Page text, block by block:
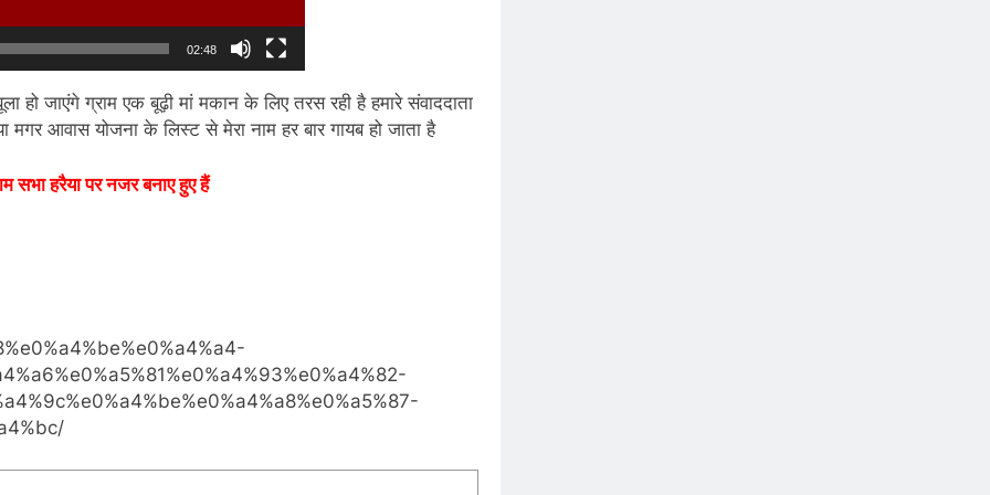
02:48
ग्राम एक बूढ़ी मां मकान के लिए तरस रही है हमारे संवाददाता
आवास योजना के लिस्ट से मेरा नाम हर बार गायब हो जाता है
सभा हरैया पर नजर बनाए हुए हैं